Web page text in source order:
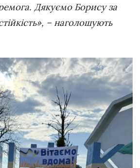
Дякуємо Борису за
– наголошують